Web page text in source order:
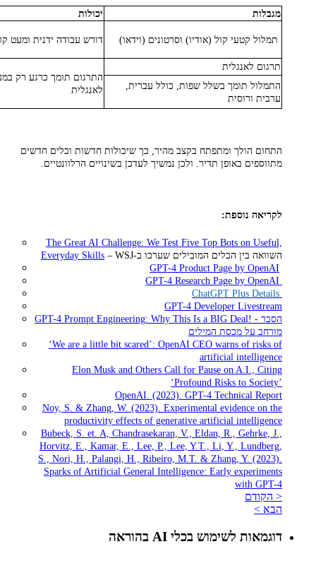
מגבלות יכולות
תמלול קטעי קול (אודיו) וסרטונים (וידאו) דורש עבודה ידנית ומעט
תרגום לאנגלית
התרגום תומך כרגע רק
לאנגלית
התמלול תומך בשלל שפות, כולל עברית,
ערבית ורוסית
התחום הולך ומתפתח בקצב מהיר, כך שיכולות חדשות וכלים חדשים
מתווספים באופן תדיר. ולכן נמשיך לעדכן בשינויים הרלוונטיים.
לקריאה נוספת:
The Great AI Challenge: We Test Five Top Bots on Useful,
Everyday Skills
– WSJ-השוואה בין הכלים המובילים שערכו ב
GPT-4 Product Page by OpenAI
GPT-4 Research Page by OpenAI
ChatGPT Plus Details
GPT-4 Developer Livestream
GPT-4 Prompt Engineering: Why This Is a BIG Deal! - הסבר
מורחב על מכסת המילים
‘We are a little bit scared’: OpenAI CEO warns of risks of
artificial intelligence
Elon Musk and Others Call for Pause on A.I., Citing
‘Profound Risks to Society’
OpenAI. (2023). GPT-4 Technical Report
Noy, S. & Zhang, W. (2023). Experimental evidence on the
productivity effects of generative artificial intelligence
Bubeck, S. et. A, Chandrasekaran, V., Eldan, R., Gehrke, J.,
Horvitz, E., Kamar, E., Lee, P., Lee, Y.T., Li, Y., Lundberg,
S., Nori, H., Palangi, H., Ribeiro, M.T. & Zhang, Y. (2023).
Sparks of Artificial General Intelligence: Early experiments
with GPT-4
< הקודם
הבא >
דוגמאות לשימוש בכלי AI בהוראה